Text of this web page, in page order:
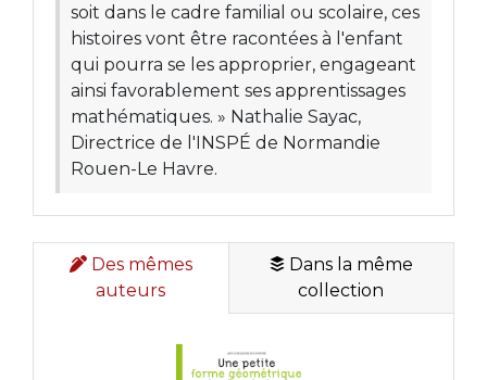
soit dans le cadre familial ou scolaire, ces
histoires vont être racontées à l'enfant
qui pourra se les approprier, engageant
ainsi favorablement ses apprentissages
mathématiques. » Nathalie Sayac,
Directrice de l'INSPÉ de Normandie
Rouen-Le Havre.
Des mêmes
auteurs
Dans la même
collection